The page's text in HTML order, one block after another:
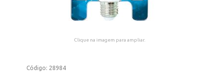
Clique na imagem para ampliar.
Código: 28984